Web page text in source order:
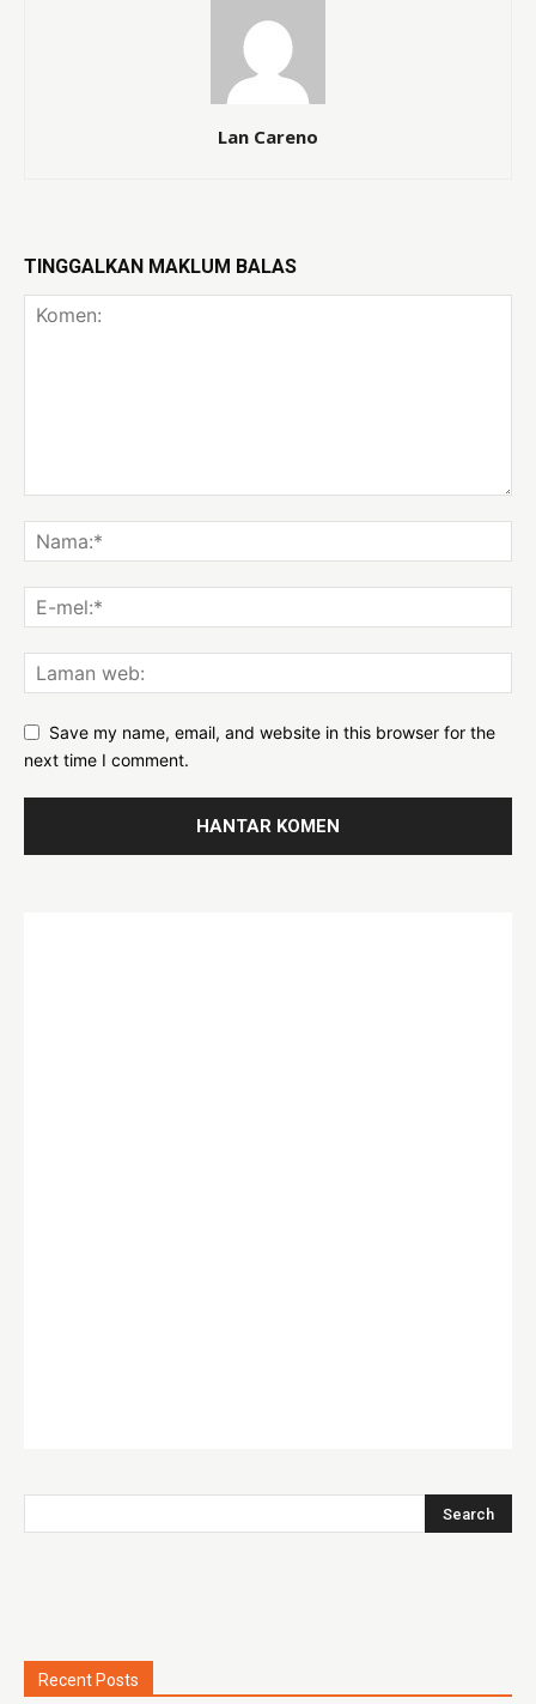
Lan Careno
TINGGALKAN MAKLUM BALAS
Save my name, email, and website in this browser for the
next time I comment.
Recent Posts